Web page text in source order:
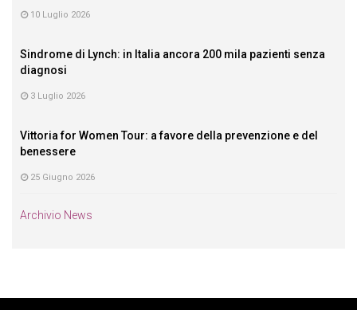
10 Luglio 2026
Sindrome di Lynch: in Italia ancora 200 mila pazienti senza
diagnosi
3 Luglio 2026
Vittoria for Women Tour: a favore della prevenzione e del
benessere
25 Giugno 2026
Archivio News